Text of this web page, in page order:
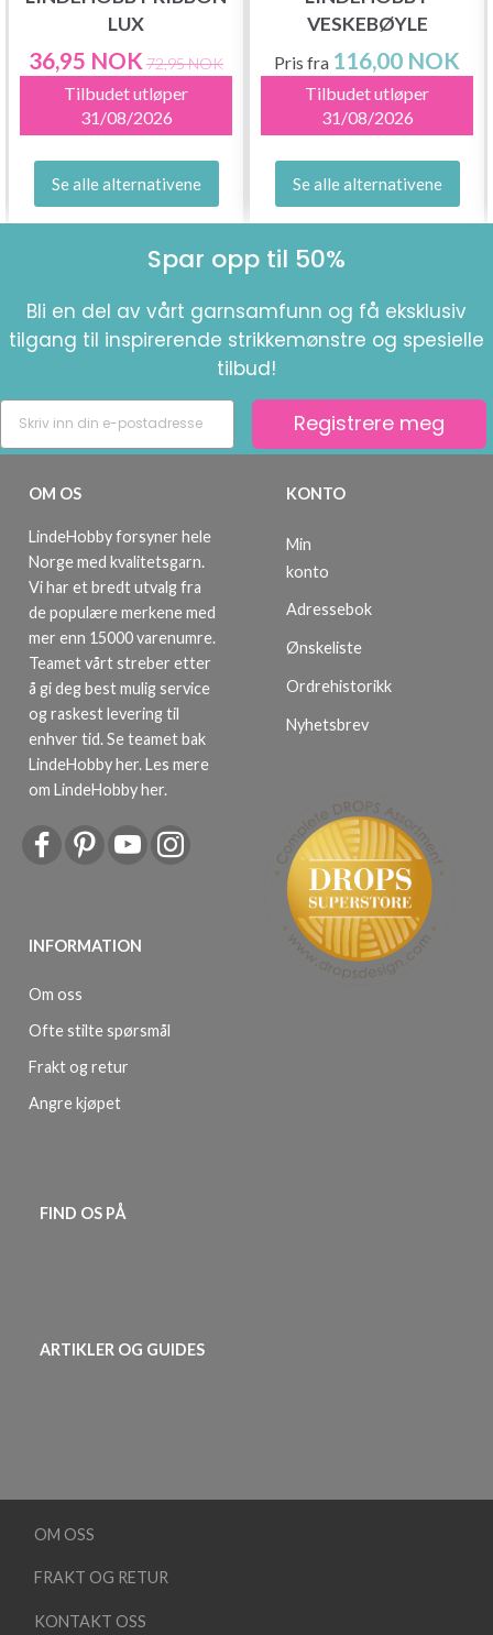
LUX
36,95 NOK 72,95 NOK
Tilbudet utløper
31/08/2026
Se alle alternativene
VESKEBØYLE
Pris fra 116,00 NOK
Tilbudet utløper
31/08/2026
Se alle alternativene
Spar opp til 50%
Bli en del av vårt garnsamfunn og få eksklusiv
tilgang til inspirerende strikkemønstre og spesielle
tilbud!
Registrere meg
OM OS
LindeHobby forsyner hele
Norge med kvalitetsgarn.
Vi har et bredt utvalg fra
de populære merkene med
mer enn 15000 varenumre.
Teamet vårt streber etter
å gi deg best mulig service
og raskest levering til
enhver tid. Se teamet bak
LindeHobby her.Les mere
om LindeHobby her.
INFORMATION
Om oss
Ofte stilte spørsmål
Frakt og retur
Angre kjøpet
KONTO
Min
konto
Adressebok
Ønskeliste
Ordrehistorikk
Nyhetsbrev
FIND OS PÅ
ARTIKLER OG GUIDES
OM OSS
FRAKT OG RETUR
KONTAKT OSS